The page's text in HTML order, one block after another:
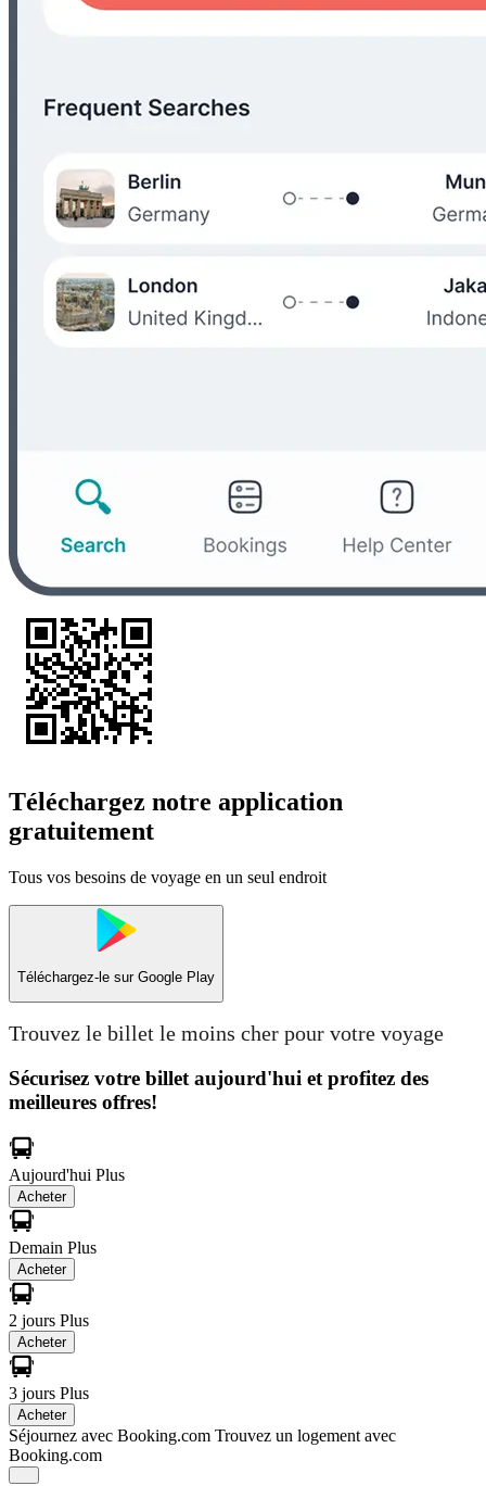
Téléchargez notre application
gratuitement
Tous vos besoins de voyage en un seul endroit
Téléchargez-le sur Google Play
Trouvez le billet le moins cher pour votre voyage
Sécurisez votre billet aujourd'hui et profitez des
meilleures offres!
Aujourd'hui Plus
Acheter
Demain Plus
Acheter
2 jours Plus
Acheter
3 jours Plus
Acheter
Séjournez avec Booking.com Trouvez un logement avec
Booking.com